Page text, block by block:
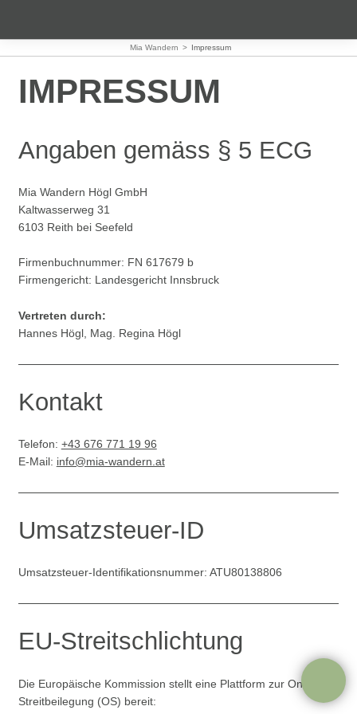
vom see zum gipfel
Mia Wandern > Impressum
IMPRESSUM
Angaben gemäss § 5 ECG
Mia Wandern Högl GmbH
Kaltwasserweg 31
6103 Reith bei Seefeld
Firmenbuchnummer: FN 617679 b
Firmengericht: Landesgericht Innsbruck
Vertreten durch:
Hannes Högl, Mag. Regina Högl
Kontakt
Telefon: +43 676 771 19 96
E-Mail: info@mia-wandern.at
Umsatzsteuer-ID
Umsatzsteuer-Identifikationsnummer: ATU80138806
EU-Streitschlichtung
Die Europäische Kommission stellt eine Plattform zur Online-
Streitbeilegung (OS) bereit:
Anrede
Vorname
Unser kostenloser Newsletter informiert Sie
Tourenvorschläge. Ihre hier eingegebenen Daten
werden lediglich zur Personalisierung des
eingegebenen Daten willigen Sie in die
Datenverarbeitung ein und bestätigen unsere
Datenschutzerklärung.